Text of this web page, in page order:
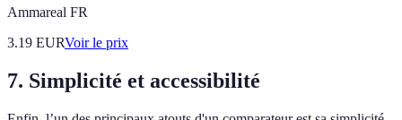
Ammareal FR
3.19 EURVoir le prix
7. Simplicité et accessibilité